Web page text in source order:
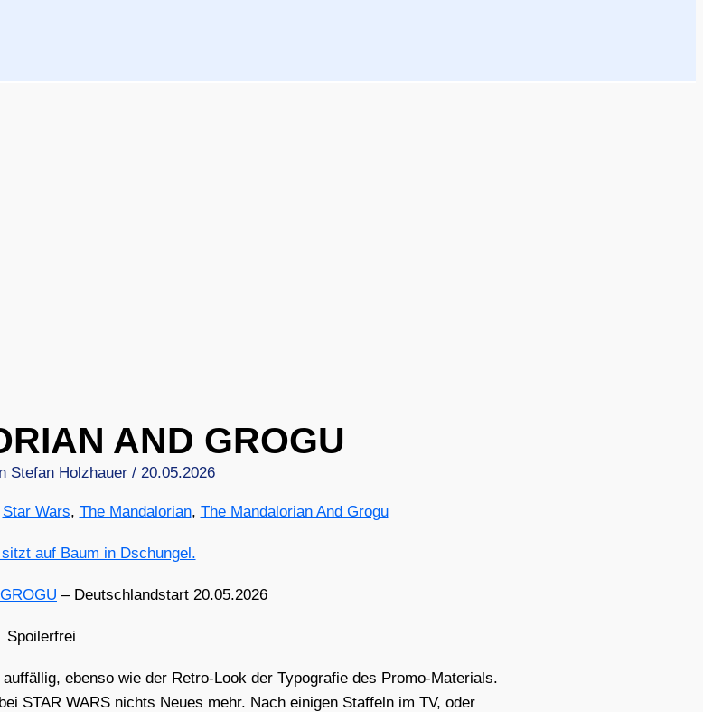
AND GROGU
Stefan Holzhauer / 20.05.2026
Star Wars, The Mandalorian, The Mandalorian And Grogu
– Deutsch­land­start 20.05.2026
Spoi­ler­frei
eben­so wie der Retro-Look der Typo­gra­fie des Pro­mo-Mate­ri­als.
STAR WARS nichts Neu­es mehr. Nach eini­gen Staf­feln im TV, oder